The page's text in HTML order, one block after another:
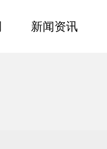
新闻资讯